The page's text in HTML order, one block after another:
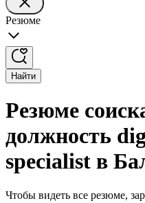
Резюме
Найти
Резюме
должность
specialist в
Чтобы видеть все резюме,